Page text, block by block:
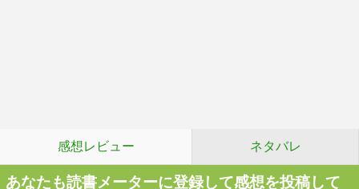
感想レビュー ネタバレ
あなたも読書メーターに登録して感想を投稿して